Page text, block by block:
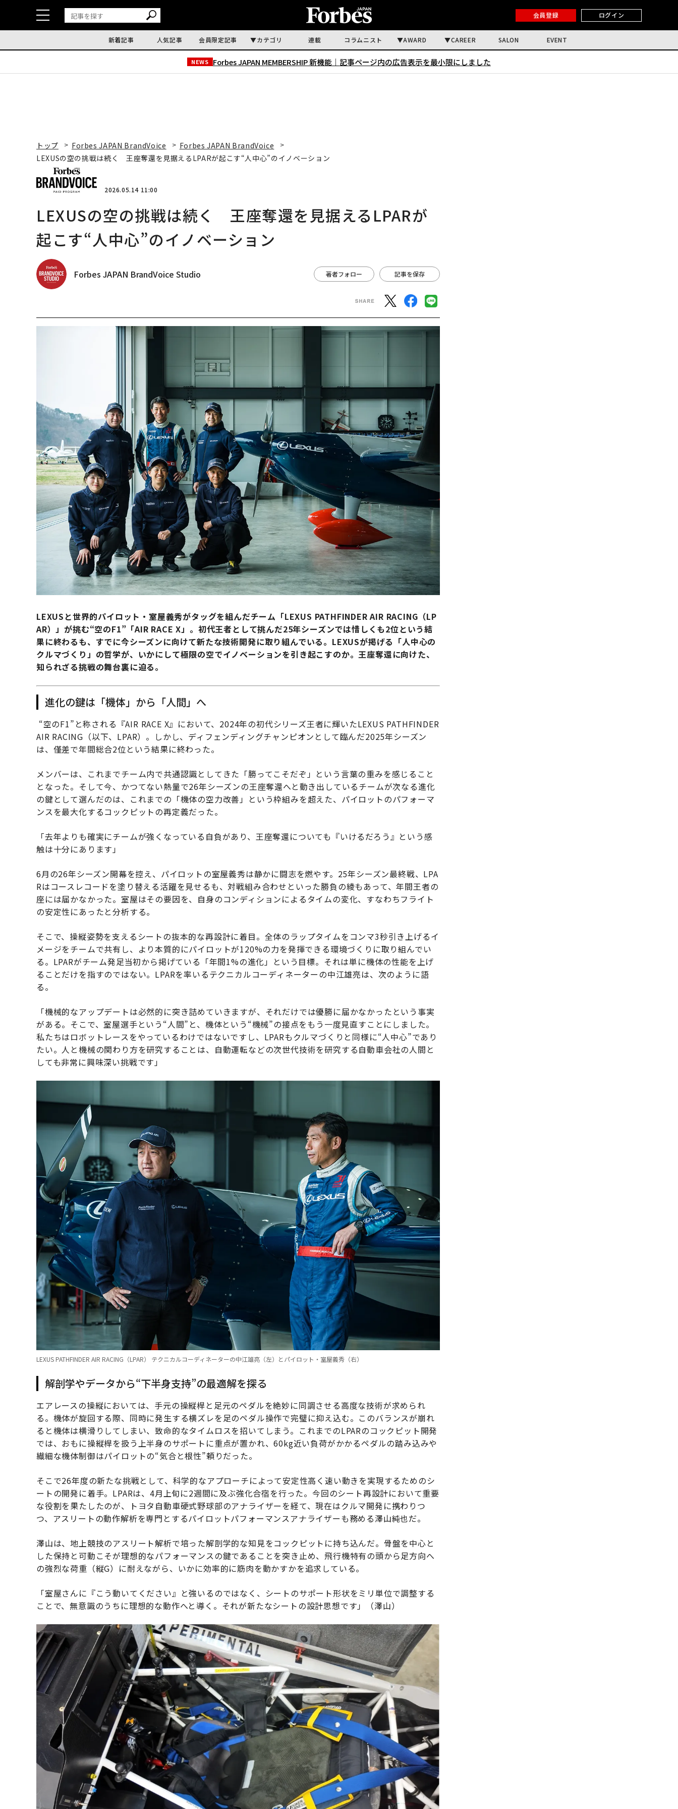
会員登録 ログイン
新着記事 人気記事 会員限定記事 カテゴリ 連載 コラムニスト AWARD CAREER SALON EVENT
NEWS Forbes JAPAN MEMBERSHIP 新機能｜ 記事ページ内の広告表示を最小限にしました
トップ Forbes JAPAN BrandVoice
Forbes JAPAN BrandVoice
LEXUSの空の挑戦は続く 王座奪還を見据えるLPARが起こす“人中心”のイノベーション
2026.05.14 11:00
LEXUSの空の挑戦は続く 王座奪還を見据えるLPARが
起こす“人中心”のイノベーション
Forbes JAPAN BrandVoice Studio 著者フォロー 記事を保存
LEXUSと世界的パイロット・室屋義秀がタッグを組んだチーム「LEXUS PATHFINDER AIR RACING（LP
AR）」が挑む“空のF1”「AIR RACE X」。初代王者として挑んだ25年シーズンでは惜しくも2位という結
果に終わるも、すでに今シーズンに向けて新たな技術開発に取り組んでいる。LEXUSが掲げる「人中心の
クルマづくり」の哲学が、いかにして極限の空でイノベーションを引き起こすのか。王座奪還に向けた、
知られざる挑戦の舞台裏に迫る。
進化の鍵は「機体」から「人間」へ
“空のF1”と称される『AIR RACE X』において、2024年の初代シリーズ王者に輝いたLEXUS PATHFINDER
AIR RACING（以下、LPAR）。しかし、ディフェンディングチャンピオンとして臨んだ2025年シーズン
は、僅差で年間総合2位という結果に終わった。
メンバーは、これまでチーム内で共通認識としてきた「勝ってこそだぞ」という言葉の重みを感じること
となった。そして今、かつてない熱量で26年シーズンの王座奪還へと動き出しているチームが次なる進化
の鍵として選んだのは、これまでの「機体の空力改善」という枠組みを超えた、パイロットのパフォーマ
ンスを最大化するコックピットの再定義だった。
「去年よりも確実にチームが強くなっている自負があり、王座奪還についても『いけるだろう』という感
触は十分にあります」
6月の26年シーズン開幕を控え、パイロットの室屋義秀は静かに闘志を燃やす。25年シーズン最終戦、LPA
Rはコースレコードを塗り替える活躍を見せるも、対戦組み合わせといった勝負の綾もあって、年間王者の
座には届かなかった。室屋はその要因を、自身のコンディションによるタイムの変化、すなわちフライト
の安定性にあったと分析する。
そこで、操縦姿勢を支えるシートの抜本的な再設計に着目。全体のラップタイムをコンマ3秒引き上げるイ
メージをチームで共有し、より本質的にパイロットが120%の力を発揮できる環境づくりに取り組んでい
る。LPARがチーム発足当初から掲げている「年間1%の進化」という目標。それは単に機体の性能を上げ
ることだけを指すのではない。LPARを率いるテクニカルコーディネーターの中江雄亮は、次のように語
る。
「機械的なアップデートは必然的に突き詰めていきますが、それだけでは優勝に届かなかったという事実
がある。そこで、室屋選手という“人間”と、機体という“機械”の接点をもう一度見直すことにしました。
私たちはロボットレースをやっているわけではないですし、LPARもクルマづくりと同様に“人中心”であり
たい。人と機械の関わり方を研究することは、自動運転などの次世代技術を研究する自動車会社の人間と
しても非常に興味深い挑戦です」
LEXUS PATHFINDER AIR RACING（LPAR） テクニカルコーディネーターの中江雄亮（左）とパイロット・室屋義秀（右）
解剖学やデータから“下半身支持”の最適解を探る
エアレースの操縦においては、手元の操縦桿と足元のペダルを絶妙に同調させる高度な技術が求められ
る。機体が旋回する際、同時に発生する横ズレを足のペダル操作で完璧に抑え込む。このバランスが崩れ
ると機体は横滑りしてしまい、致命的なタイムロスを招いてしまう。これまでのLPARのコックピット開発
では、おもに操縦桿を扱う上半身のサポートに重点が置かれ、60kg近い負荷がかかるペダルの踏み込みや
繊細な機体制御はパイロットの“気合と根性”頼りだった。
そこで26年度の新たな挑戦として、科学的なアプローチによって安定性高く速い動きを実現するためのシ
ートの開発に着手。LPARは、4月上旬に2週間に及ぶ強化合宿を行った。今回のシート再設計において重要
な役割を果たしたのが、トヨタ自動車硬式野球部のアナライザーを経て、現在はクルマ開発に携わりつ
つ、アスリートの動作解析を専門とするパイロットパフォーマンスアナライザーも務める澤山純也だ。
澤山は、地上競技のアスリート解析で培った解剖学的な知見をコックピットに持ち込んだ。骨盤を中心と
した保持と可動こそが理想的なパフォーマンスの鍵であることを突き止め、飛行機特有の頭から足方向へ
の強烈な荷重（縦G）に耐えながら、いかに効率的に筋肉を動かすかを追求している。
「室屋さんに『こう動いてください』と強いるのではなく、シートのサポート形状をミリ単位で調整する
ことで、無意識のうちに理想的な動作へと導く。それが新たなシートの設計思想です」（澤山）